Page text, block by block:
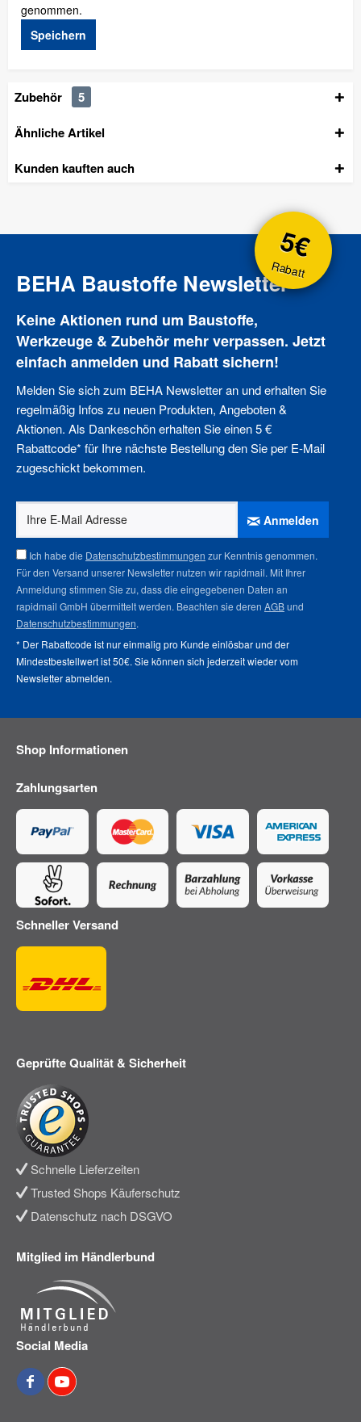
genommen.
Speichern
Zubehör
5
Ähnliche Artikel
Kunden kauften auch
5€
Rabatt
BEHA Baustoffe Newsletter
Keine Aktionen rund um Baustoffe,
Werkzeuge & Zubehör mehr verpassen. Jetzt
einfach anmelden und Rabatt sichern!
Melden Sie sich zum BEHA Newsletter an und erhalten Sie
regelmäßig Infos zu neuen Produkten, Angeboten &
Aktionen. Als Dankeschön erhalten Sie einen 5 €
Rabattcode* für Ihre nächste Bestellung den Sie per E-Mail
zugeschickt bekommen.
Anmelden
Ich habe die Datenschutzbestimmungen zur Kenntnis genommen.
Für den Versand unserer Newsletter nutzen wir rapidmail. Mit Ihrer
Anmeldung stimmen Sie zu, dass die eingegebenen Daten an
rapidmail GmbH übermittelt werden. Beachten sie deren AGBund
Datenschutzbestimmungen.
* Der Rabattcode ist nur einmalig pro Kunde einlösbar und der
Mindestbestellwert ist 50€. Sie können sich jederzeit wieder vom
Newsletter abmelden.
Shop Informationen
Zahlungsarten
Schneller Versand
Geprüfte Qualität & Sicherheit
Schnelle Lieferzeiten
Trusted Shops Käuferschutz
Datenschutz nach DSGVO
Mitglied im Händlerbund
Social Media